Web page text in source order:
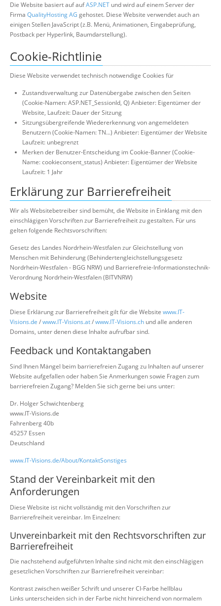
Die Website basiert auf aufASP.NET und wird auf einem Server der
Firma QualityHosting AG gehostet. Diese Website verwendet auch an
einigen Stellen JavaScript (z.B. Menü, Animationen, Eingabeprüfung,
Postback per Hyperlink, Baumdarstellung).
Cookie-Richtlinie
Diese Website verwendet technisch notwendige Cookies für
Zustandsverwaltung zur Datenübergabe zwischen den Seiten
(Cookie-Namen: ASP.NET_SessionId, Q) Anbieter: Eigentümer der
Website, Laufzeit: Dauer der Sitzung
Sitzungsübergreifende Wiedererkennung von angemeldeten
Benutzern (Cookie-Namen: TN...) Anbieter: Eigentümer der Website
Laufzeit: unbegrenzt
Merken der Benutzer-Entscheidung im Cookie-Banner (Cookie-
Name: cookieconsent_status) Anbieter: Eigentümer der Website
Laufzeit: 1 Jahr
Erklärung zur Barrierefreiheit
Wir als Websitebetreiber sind bemüht, die Website in Einklang mit den
einschlägigen Vorschriften zur Barrierefreiheit zu gestalten. Für uns
gelten folgende Rechtsvorschriften:
Gesetz des Landes Nordrhein-Westfalen zur Gleichstellung von
Menschen mit Behinderung (Behindertengleichstellungsgesetz
Nordrhein-Westfalen - BGG NRW) und Barrierefreie-Informationstechnik-
Verordnung Nordrhein-Westfalen (BITVNRW)
Website
Diese Erklärung zur Barrierefreiheit gilt für die Website www.IT-
Visions.de /www.IT-Visions.at/www.IT-Visions.ch und alle anderen
Domains, unter denen diese Inhalte aufrufbar sind.
Feedback und Kontaktangaben
Sind Ihnen Mängel beim barrierefreien Zugang zu Inhalten auf unserer
Website aufgefallen oder haben Sie Anmerkungen sowie Fragen zum
barrierefreien Zugang? Melden Sie sich gerne bei uns unter:
Dr. Holger Schwichtenberg
www.IT-Visions.de
Fahrenberg 40b
45257 Essen
Deutschland
www.IT-Visions.de/About/KontaktSonstiges
Stand der Vereinbarkeit mit den
Anforderungen
Diese Website ist nicht vollständig mit den Vorschriften zur
Barrierefreiheit vereinbar. Im Einzelnen:
Unvereinbarkeit mit den Rechtsvorschriften zur
Barrierefreiheit
Die nachstehend aufgeführten Inhalte sind nicht mit den einschlägigen
gesetzlichen Vorschriften zur Barrierefreiheit vereinbar:
Kontrast zwischen weißer Schrift und unserer CI-Farbe hellblau
Links unterscheiden sich in der Farbe nicht hinreichend von normalem